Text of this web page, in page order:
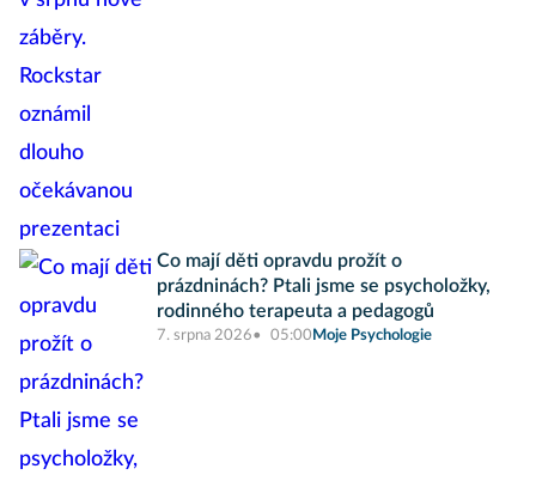
Co mají děti opravdu prožít o
prázdninách? Ptali jsme se psycholožky,
rodinného terapeuta a pedagogů
7. srpna 2026 05:00 Moje Psychologie